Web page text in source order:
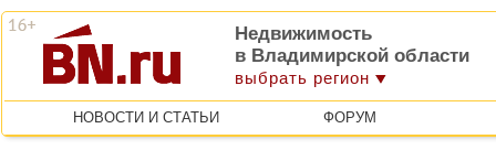
Недвижимость
в Владимирской области
выбрать регион
НОВОСТИ И СТАТЬИ ФОРУМ